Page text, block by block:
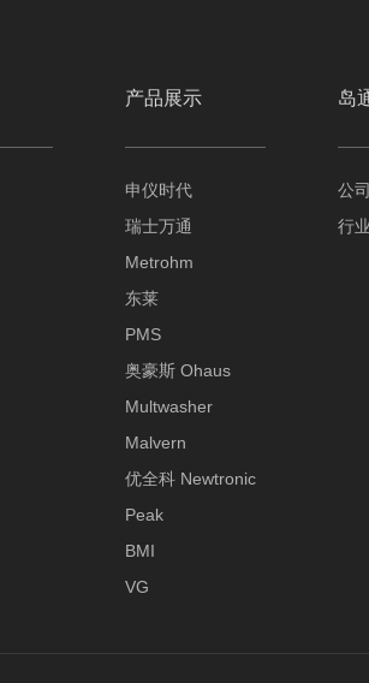
产品展示
申仪时代
瑞士万通
Metrohm
东莱
PMS
奥豪斯 Ohaus
Multwasher
Malvern
优全科 Newtronic
Peak
BMI
VG
岛
公
行